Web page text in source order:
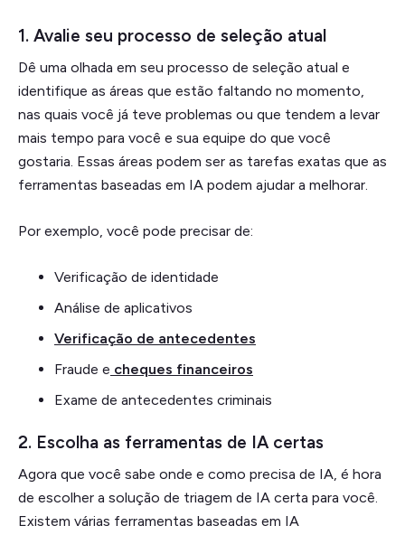
1. Avalie seu processo de seleção atual
Dê uma olhada em seu processo de seleção atual e
identifique as áreas que estão faltando no momento,
nas quais você já teve problemas ou que tendem a levar
mais tempo para você e sua equipe do que você
gostaria. Essas áreas podem ser as tarefas exatas que as
ferramentas baseadas em IA podem ajudar a melhorar.
Por exemplo, você pode precisar de:
Verificação de identidade
Análise de aplicativos
Verificação de antecedentes
Fraude e cheques financeiros
Exame de antecedentes criminais
2. Escolha as ferramentas de IA certas
Agora que você sabe onde e como precisa de IA, é hora
de escolher a solução de triagem de IA certa para você.
Existem várias ferramentas baseadas em IA